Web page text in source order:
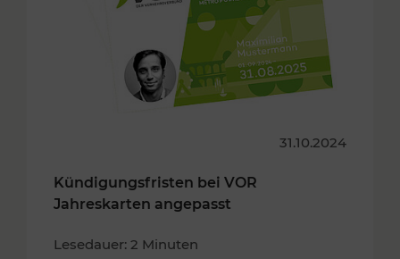
31.10.2024
Kündigungsfristen bei VOR
Jahreskarten angepasst
Lesedauer: 2 Minuten